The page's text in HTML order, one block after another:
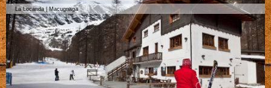
La Locanda | Macugnaga